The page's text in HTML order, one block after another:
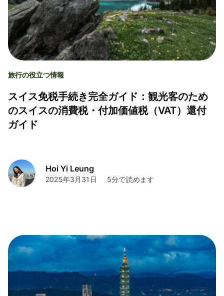
旅行の役立つ情報
スイス免税手続き完全ガイド：観光客のため
のスイスの消費税・付加価値税（VAT）還付
ガイド
Hoi Yi Leung
2025年3月31日 5分で読めます